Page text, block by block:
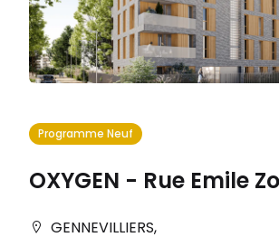
Programme Neuf
OXYGEN - Rue Emile
GENNEVILLIERS,